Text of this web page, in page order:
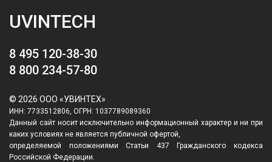
UVINTECH
8 495 120-38-30
8 800 234-57-80
© 2026 ООО «УВИНТЕХ»
ИНН: 7733512806, ОГРН: 1037789089360
Данный сайт носит исключительно информационный характер и ни при
каких условиях не является публичной офертой,
определяемой положениями Статьи 437 Гражданского кодекса
Российской Федерации.